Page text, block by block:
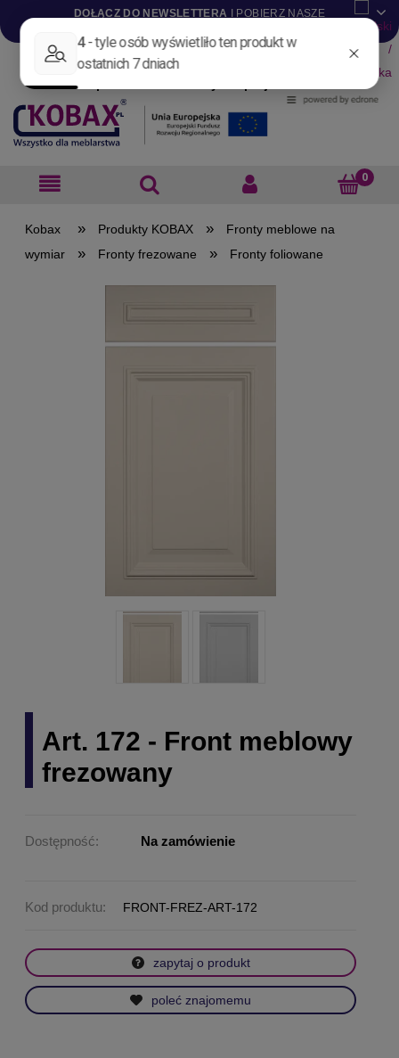
DOŁĄCZ DO NEWSLETTERA I POBIERZ NASZE
Aktualności Nowości
Blog
Pliki do pobrania
» Produkty KOBAX »
Fronty meblowe na
wymiar
» Fronty frezowane » Fronty foliowane
Art. 172 - Front meblowy
frezowany
Dostępność: Na zamówienie
Kod produktu: FRONT-FREZ-ART-172
zapytaj o produkt
poleć znajomemu